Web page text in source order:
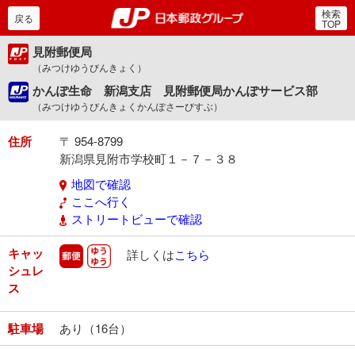
郵便局・日本郵政グルー
戻る 検索
TOP
見附郵便局
（みつけゆうびんきょく）
かんぽ生命 新潟支店 見附郵便局かんぽサービス部
（みつけゆうびんきょくかんぽさーびすぶ）
住所
〒 954-8799
新潟県見附市学校町１－７－３８
地図で確認
ここへ行く
ストリートビューで確認
キャッ
シュレ
ス
郵便 ゆうゆう
詳しくはこちら
駐車場 あり（16台）